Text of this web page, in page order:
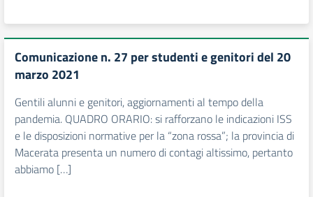
Comunicazione n. 27 per studenti e genitori del 20
marzo 2021
Gentili alunni e genitori, aggiornamenti al tempo della
pandemia. QUADRO ORARIO: si rafforzano le indicazioni ISS
e le disposizioni normative per la “zona rossa”; la provincia di
Macerata presenta un numero di contagi altissimo, pertanto
abbiamo […]